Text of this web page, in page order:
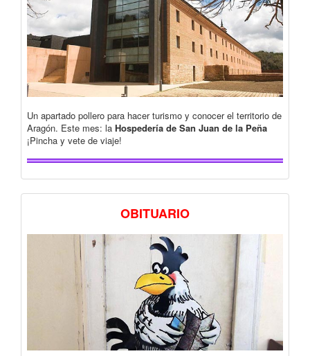
Un apartado pollero para hacer turismo y conocer el territorio de
Aragón. Este mes: la Hospedería de San Juan de la Peña
¡Pincha y vete de viaje!
OBITUARIO